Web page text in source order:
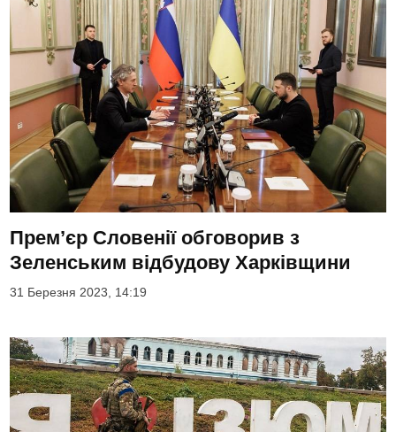
Прем’єр Словенії обговорив з
Зеленським відбудову Харківщини
31 Березня 2023, 14:19